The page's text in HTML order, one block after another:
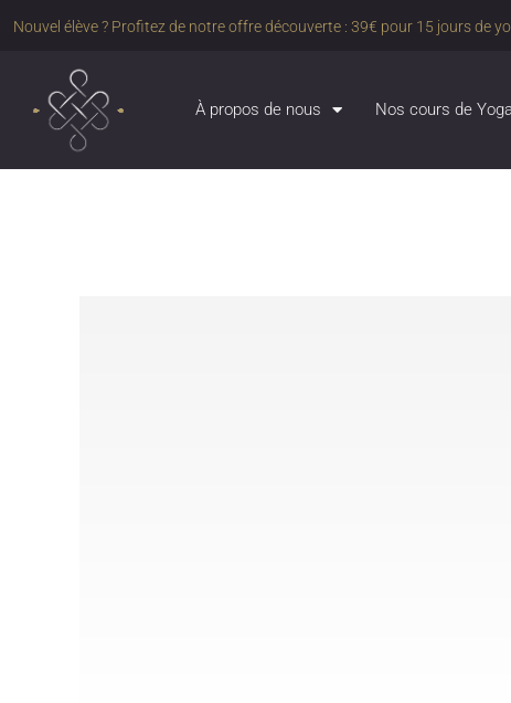
Nouvel élève ? Profitez de notre offre découverte : 39€ pour 15 jours de
À propos de nous Nos cours de Yoga